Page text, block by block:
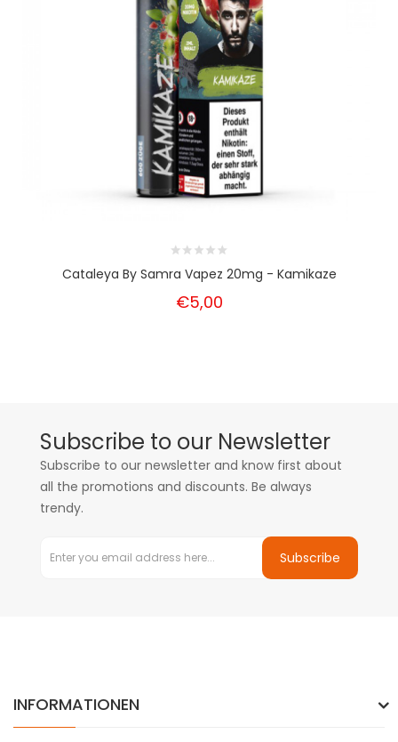
Cataleya By Samra Vapez 20mg - Kamikaze
€5,00
Subscribe to our Newsletter
Subscribe to our newsletter and know first about
all the promotions and discounts. Be always
trendy.
Subscribe
INFORMATIONEN